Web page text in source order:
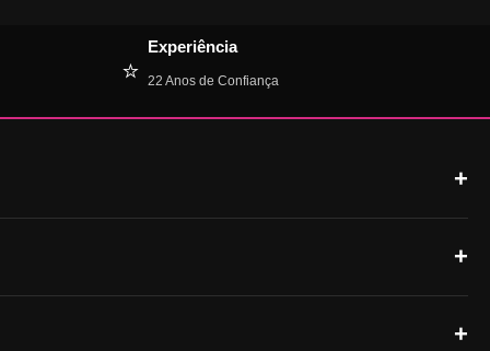
⭐
Experiência
22 Anos de Confiança